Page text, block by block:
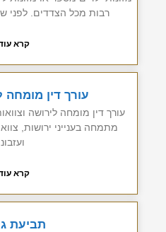
רבות מכל הצדדים. לפני
קרא
עורך דין מומחה
עורך דין מומחה לירושה
מתמחה בענייני ירושות,
קרא
תביעת